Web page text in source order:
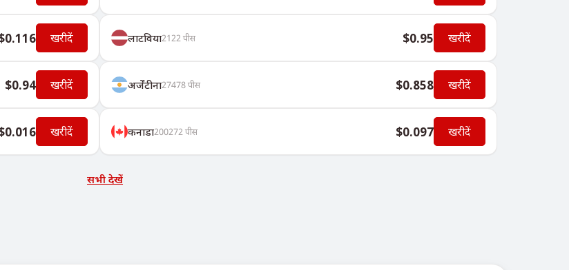
खरीदें लाटविया2122 पीस $0.95 खरीदें
$0.94 खरीदें अर्जेंटीना27478पीस $0.858 खरीदें
खरीदें कनाडा200272 पीस $0.097 खरीदें
सभी देखें